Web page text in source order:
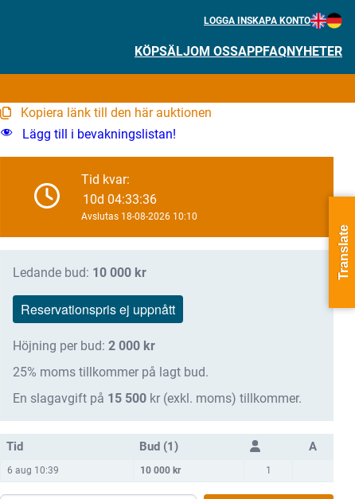
LOGGA INSKAPA KONTO
KÖPSÄLJOM OSSAPPFAQNYHETER
Kopiera länk till den här auktionen
Lägg till i bevakningslistan!
Tid kvar:
10d 04:33:35
Avslutas 18-08-2026 10:10
Ledande bud: 10 000 kr
Reservationspris ej uppnått
Höjning per bud: 2 000 kr
25% moms tillkommer på lagt bud.
En slagavgift på 15 500 kr (exkl. moms) tillkommer.
Tid Bud (1) A
6 aug 10:39 10 000 kr 1
Translate